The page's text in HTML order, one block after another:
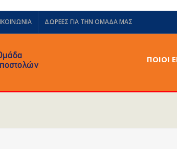
ΔΩΡΕΈΣ ΓΙΑ ΤΗΝ ΟΜΆΔΑ ΜΑΣ
ΠΟΙΟΙ